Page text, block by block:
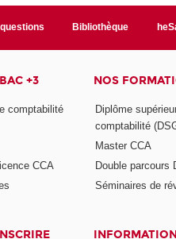
Bibliothèque
+3
comptabilité
CCA
NOS
Diplôme
comptabilité
Master CCA
Double parcours
Séminaires de